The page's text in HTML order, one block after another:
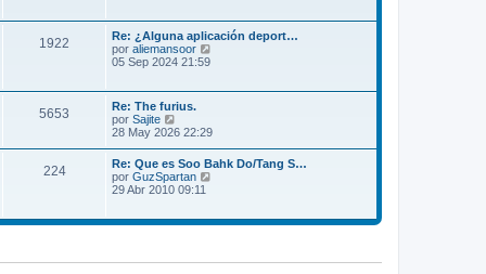
a
j
e
o
m
a
l
t
i
m
m
s
a
e
1922
Re: ¿Alguna aplicación deport…
por aliemansoor
m
o
m
a
j
05 Sep 2024 21:59
5653
Re: The furius.
por Sajite
e
ú
l
t
i
o
n
28 May 2026 22:29
224
Re: Que es Soo Bahk Do/Tang S…
por GuzSpartan
l
m
29 Abr 2010 09:11